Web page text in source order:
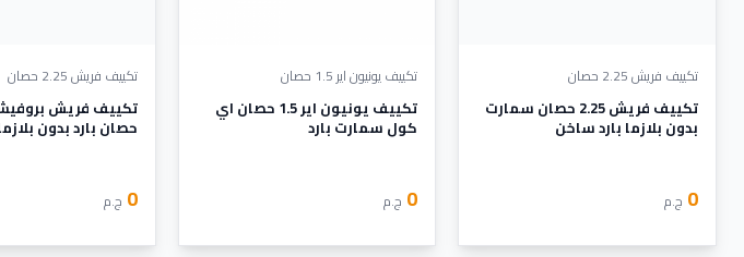
تكييف فريش 2.25 حصان
تكييف فريش 2.25 حصان سمارت
بدون بلازما بارد ساخن
0 ج.م
تكييف يونيون اير 1.5 حصان
تكييف يونيون اير 1.5 حصان اي
كول سمارت بارد
0 ج.م
تكييف فريش 2.25 حصان
حصان بارد بدون
0 ج.م